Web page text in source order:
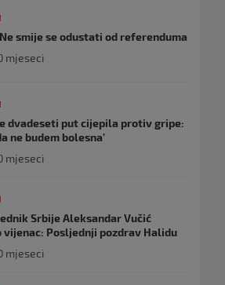
smije se odustati od referenduma
mjeseci
dvadeseti put cijepila protiv gripe:
ne budem bolesna’
mjeseci
Srbije Aleksandar Vučić
vijenac: Posljednji pozdrav Halidu
mjeseci